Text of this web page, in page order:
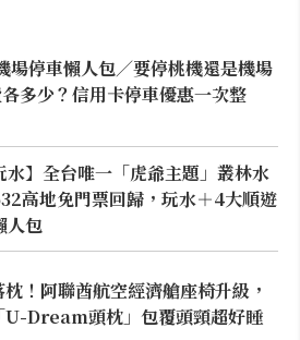
場停車懶人包／要停桃機還是機場
多少？信用卡停車優惠一次整
水】全台唯一「虎爺主題」叢林水
高地免門票回歸，玩水＋4大順遊
人包
！阿聯酋航空經濟艙座椅升級，
U-Dream頭枕」包覆頭頸超好睡